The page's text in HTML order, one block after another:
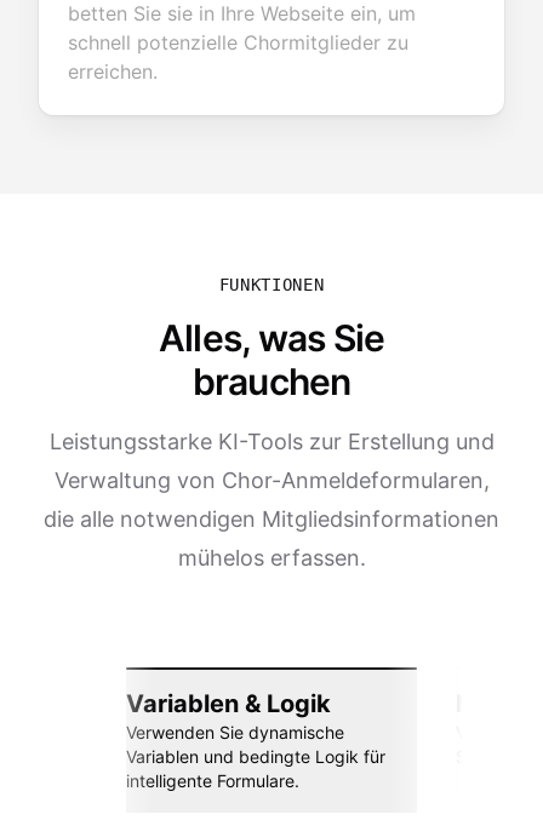
betten Sie sie in Ihre Webseite ein, um
schnell potenzielle Chormitglieder zu
erreichen.
FUNKTIONEN
Alles, was Sie
brauchen
Leistungsstarke KI-Tools zur Erstellung und
Verwaltung von Chor-Anmeldeformularen,
die alle notwendigen Mitgliedsinformationen
mühelos erfassen.
Variablen & Logik
Verwenden Sie dynamische
Variablen und bedingte Logik für
intelligente Formulare.